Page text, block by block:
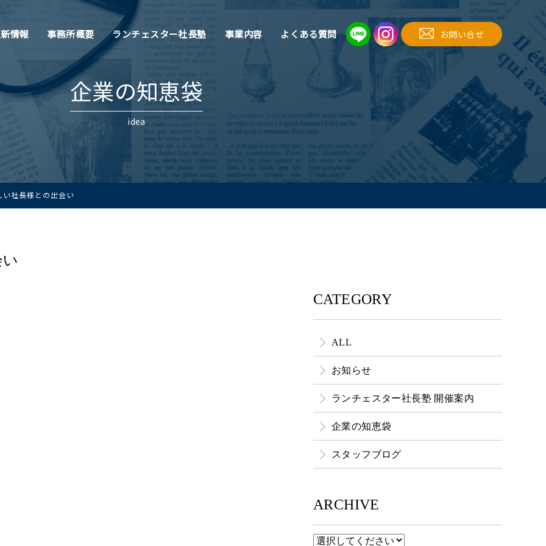
情報 事務所概要 ランチェスター社長塾 事業内容 よくある質問 お問い合せ
企業の知恵袋
idea
い社長様との出会い
CATEGORY
ALL
お知らせ
ランチェスター社長塾 開催案内
企業の知恵袋
スタッフブログ
ARCHIVE